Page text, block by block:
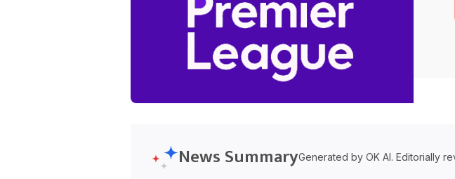
News SummaryGenerated by OK AI. Editorially